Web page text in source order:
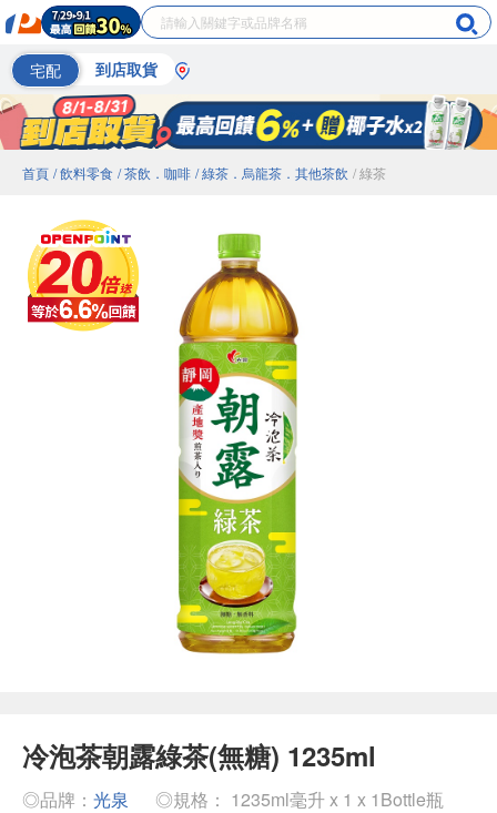
宅配 到店取貨
首頁 / 飲料零食 / 茶飲．咖啡 / 綠茶．烏龍茶．其他茶飲 / 綠茶
冷泡茶朝露綠茶(無糖) 1235ml
◎品牌： 光泉 ◎規格： 1235ml毫升 x 1 x 1Bottle瓶